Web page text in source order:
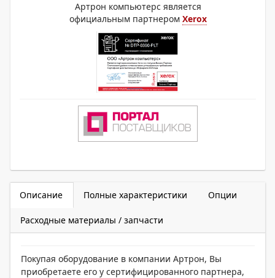
Артрон компьютерс является
официальным партнером Xerox
Описание Полные характеристики Опции
Расходные материалы / запчасти
Покупая оборудование в компании Артрон, Вы
приобретаете его у сертифицированного партнера,